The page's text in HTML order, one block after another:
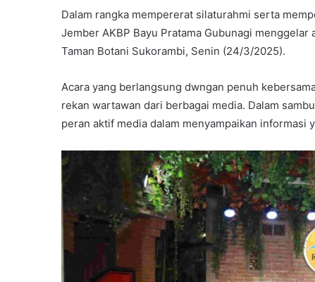
Dalam rangka mempererat silaturahmi serta
Jember AKBP Bayu Pratama Gubunagi
Taman Botani Sukorambi, Senin (24/3/2025).
Acara yang berlangsung dwngan penuh
rekan wartawan dari berbagai media. Dalam
peran aktif media dalam menyampaikan informasi